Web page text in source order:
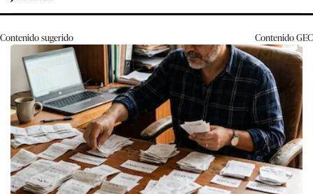
Contenido sugerido ContenidoGEC